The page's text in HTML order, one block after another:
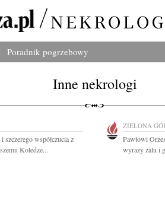
Poradnik pogrzebowy
Inne nekrologi
szczerego współczucia z
Koledze...
ZIELONA
Pawłowi
wyrazy żalu i